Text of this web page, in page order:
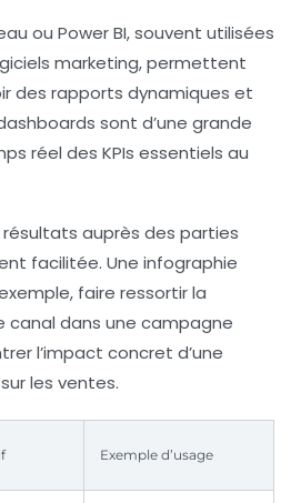
ou Power BI, souvent utilisées
marketing, permettent
des rapports dynamiques et
sont d’une grande
réel des KPIs essentiels au
auprès des parties
facilitée. Une infographie
faire ressortir la
dans une campagne
l’impact concret d’une
les ventes.
Exemple d’usage